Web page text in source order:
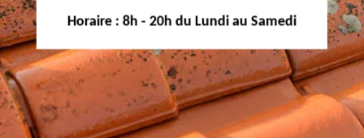
Horaire : 8h - 20h du Lundi au Samedi